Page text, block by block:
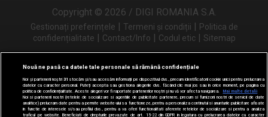
Copyright © 2026 / DIGI ROMANIA S.A.
Gestionați preferințele | Termeni și condiții | Politica de
confidențialitate | Contact/Info | Codul etic | Sitemap
Urmărește-ne și pe
Nouă ne pasă ca datele tale personale să rămână confidențiale
Noi și partenerii noștri31 stocăm și/sau accesăm informații pe dispozitivul dvs., precum identificatorii cookie unici pentru prelucrarea
datelor cu caracter personal. Puteți accepta sau gestiona alegerile dvs. făcând clic mai jos sau în orice moment, pe pagina cu
politica de confidențialitate. Aceste alegeri vor fi raportate partenerilor noștri și nu vă vor afecta navigarea.
Mai multe detalii
Noi si partenerii nostri (retelele de socializare si agentiile de publicitate partenere, precum si furnizorii nostri de servicii de date
analitice) prelucram date pentru a permite website-ului sa functioneze, pentru a personaliza continutul si anunturile publicitare afisate
in functie de interesele si/sau profilul dvs., pentru a va oferi functionalitati aferente retelelor de socializare si pentru a analiza
traficul pe website. Beneficiati de drepturile prevazute de art. 15-22 din GDPR in legatura cu prelucrarea datelor cu caracter